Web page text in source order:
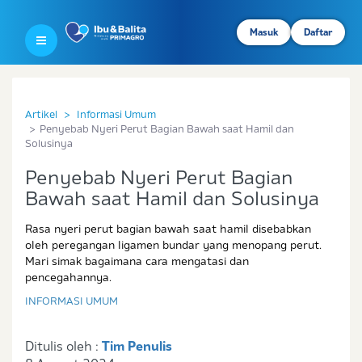
Masuk Daftar
Artikel
Informasi Umum
Penyebab Nyeri Perut Bagian Bawah saat Hamil dan
Solusinya
Penyebab Nyeri Perut Bagian
Bawah saat Hamil dan Solusinya
Rasa nyeri perut bagian bawah saat hamil disebabkan
oleh peregangan ligamen bundar yang menopang perut.
Mari simak bagaimana cara mengatasi dan
pencegahannya.
INFORMASI UMUM
Ditulis oleh : Tim Penulis